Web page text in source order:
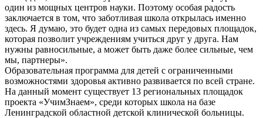
один из мощных центров науки. Поэтому особая радость
заключается в том, что заботливая школа открылась именно
здесь. Я думаю, это будет одна из самых передовых площадок,
которая позволит учреждениям учиться друг у друга. Нам
нужны равносильные, а может быть даже более сильные, чем
мы, партнеры».
Образовательная программа для детей с ограниченными
возможностями здоровья активно развивается по всей стране.
На данный момент существует 13 региональных площадок
проекта «УчимЗнаем», среди которых школа на базе
Ленинградской областной детской клинической больницы.